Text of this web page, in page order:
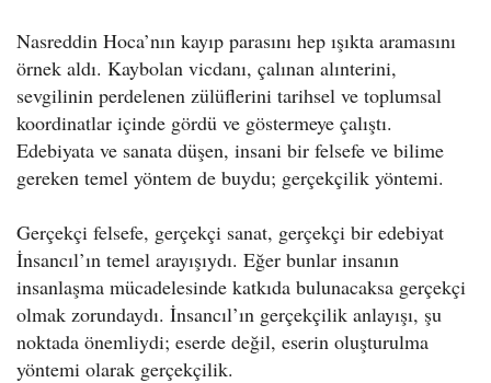
Nasreddin Hoca’nın kayıp parasını hep ışıkta aramasını
örnek aldı. Kaybolan vicdanı, çalınan alınterini,
sevgilinin perdelenen zülüflerini tarihsel ve toplumsal
koordinatlar içinde gördü ve göstermeye çalıştı.
Edebiyata ve sanata düşen, insani bir felsefe ve bilime
gereken temel yöntem de buydu; gerçekçilik yöntemi.
Gerçekçi felsefe, gerçekçi sanat, gerçekçi bir edebiyat
İnsancıl’ın temel arayışıydı. Eğer bunlar insanın
insanlaşma mücadelesinde katkıda bulunacaksa gerçekçi
olmak zorundaydı. İnsancıl’ın gerçekçilik anlayışı, şu
noktada önemliydi; eserde değil, eserin oluşturulma
yöntemi olarak gerçekçilik.